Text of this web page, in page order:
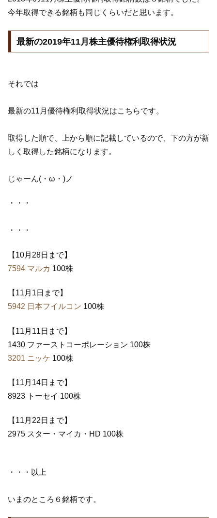
今年取得できる銘柄も同じくらいだと思います。
最新の2019年11月株主優待権利取得状況
それでは
最新の11月優待権利取得状況はこちらです。
取得した順で、上から順に記載しているので、下の方が新
しく取得した銘柄になります。
じゃーん(・ω・)ノ
・・・
・・・
【10月28日まで】
7594 マルカ 100株
【11月1日まで】
5942 日本フイルコン 100株
【11月11日まで】
1430 ファーストコーポレーション 100株
3201 ニッケ 100株
【11月14日まで】
8923 トーセイ 100株
【11月22日まで】
2975 スター・マイカ・HD 100株
・・・以上
いまのところ６銘柄です。